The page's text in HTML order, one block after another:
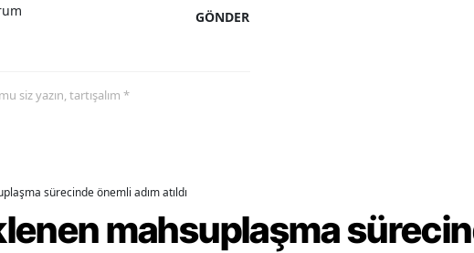
GÖNDER
siz yazın, tartışalım *
sürecinde önemli adım atıldı
mahsuplaşma